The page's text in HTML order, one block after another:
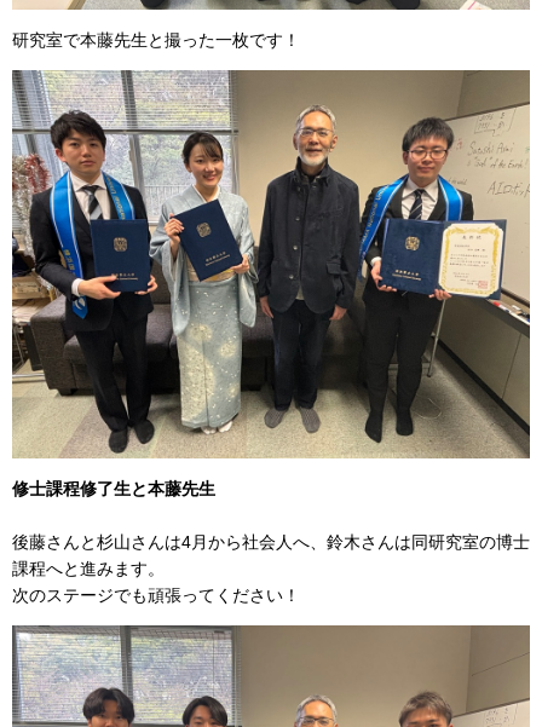
研究室で本藤先生と撮った一枚です！
修士課程修了生と本藤先生
後藤さんと杉山さんは4月から社会人へ、鈴木さんは同研究室の博士
課程へと進みます。
次のステージでも頑張ってください！